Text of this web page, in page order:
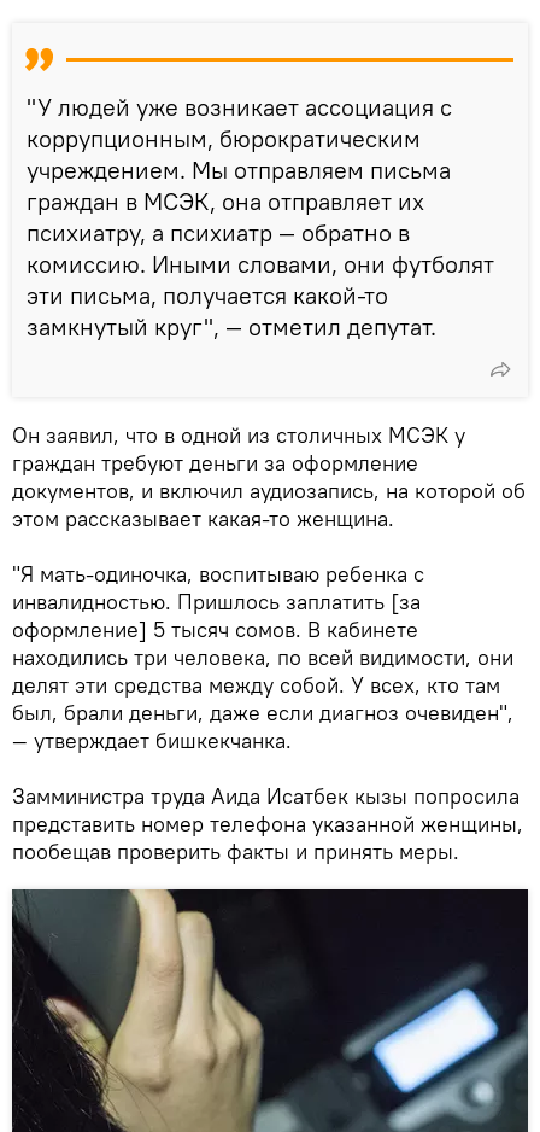
"У людей уже возникает ассоциация с
коррупционным, бюрократическим
учреждением. Мы отправляем письма
граждан в МСЭК, она отправляет их
психиатру, а психиатр — обратно в
комиссию. Иными словами, они футболят
эти письма, получается какой-то
замкнутый круг", — отметил депутат.
Он заявил, что в одной из столичных МСЭК у
граждан требуют деньги за оформление
документов, и включил аудиозапись, на которой об
этом рассказывает какая-то женщина.
"Я мать-одиночка, воспитываю ребенка с
инвалидностью. Пришлось заплатить [за
оформление] 5 тысяч сомов. В кабинете
находились три человека, по всей видимости, они
делят эти средства между собой. У всех, кто там
был, брали деньги, даже если диагноз очевиден",
— утверждает бишкекчанка.
Замминистра труда Аида Исатбек кызы попросила
представить номер телефона указанной женщины,
пообещав проверить факты и принять меры.